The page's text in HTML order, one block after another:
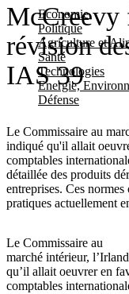
Economie
Politique
Agriculture et
Santé
Technologies
Energie,
Défense
McCreevy
révision
IAS 39
Le Commissaire au
indiqué qu'il allait
comptables
détaillée des produits
entreprises. Ces
pratiques actuellement
Le Commissaire au
marché intérieur,
qu’il allait oeuvrer en
comptables